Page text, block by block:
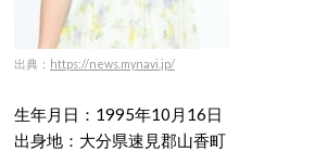
出典： https://news.mynavi.jp/
生年月日：1995年10月16日
出身地：大分県速見郡山香町